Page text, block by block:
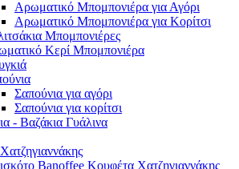
Αρωματικό Μπομπονιέρα για Αγόρι
Αρωματικό Μπομπονιέρα για Κορίτσι
Μπομπονιέρες
Κερί Μπομπονιέρα
Σαπούνια για αγόρι
Σαπούνια για κορίτσι
- Βαζάκια Γυάλινα
Banoffee Κουφέτα Χατζηγιαννάκης